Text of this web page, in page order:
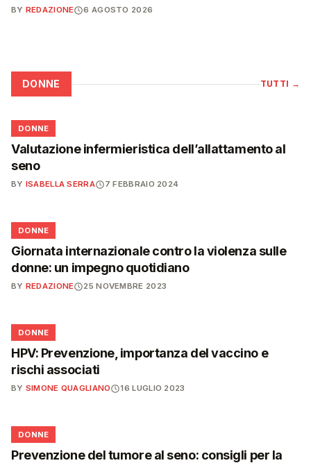
BY REDAZIONE 6 AGOSTO 2026
DONNE TUTTI →
🌸
DONNE
Valutazione infermieristica dell’allattamento al
seno
BY ISABELLA SERRA 7 FEBBRAIO 2024
🌸
DONNE
Giornata internazionale contro la violenza sulle
donne: un impegno quotidiano
BY REDAZIONE 25 NOVEMBRE 2023
🌸
DONNE
HPV: Prevenzione, importanza del vaccino e
rischi associati
BY SIMONE QUAGLIANO 16 LUGLIO 2023
🌸
DONNE
Prevenzione del tumore al seno: consigli per la